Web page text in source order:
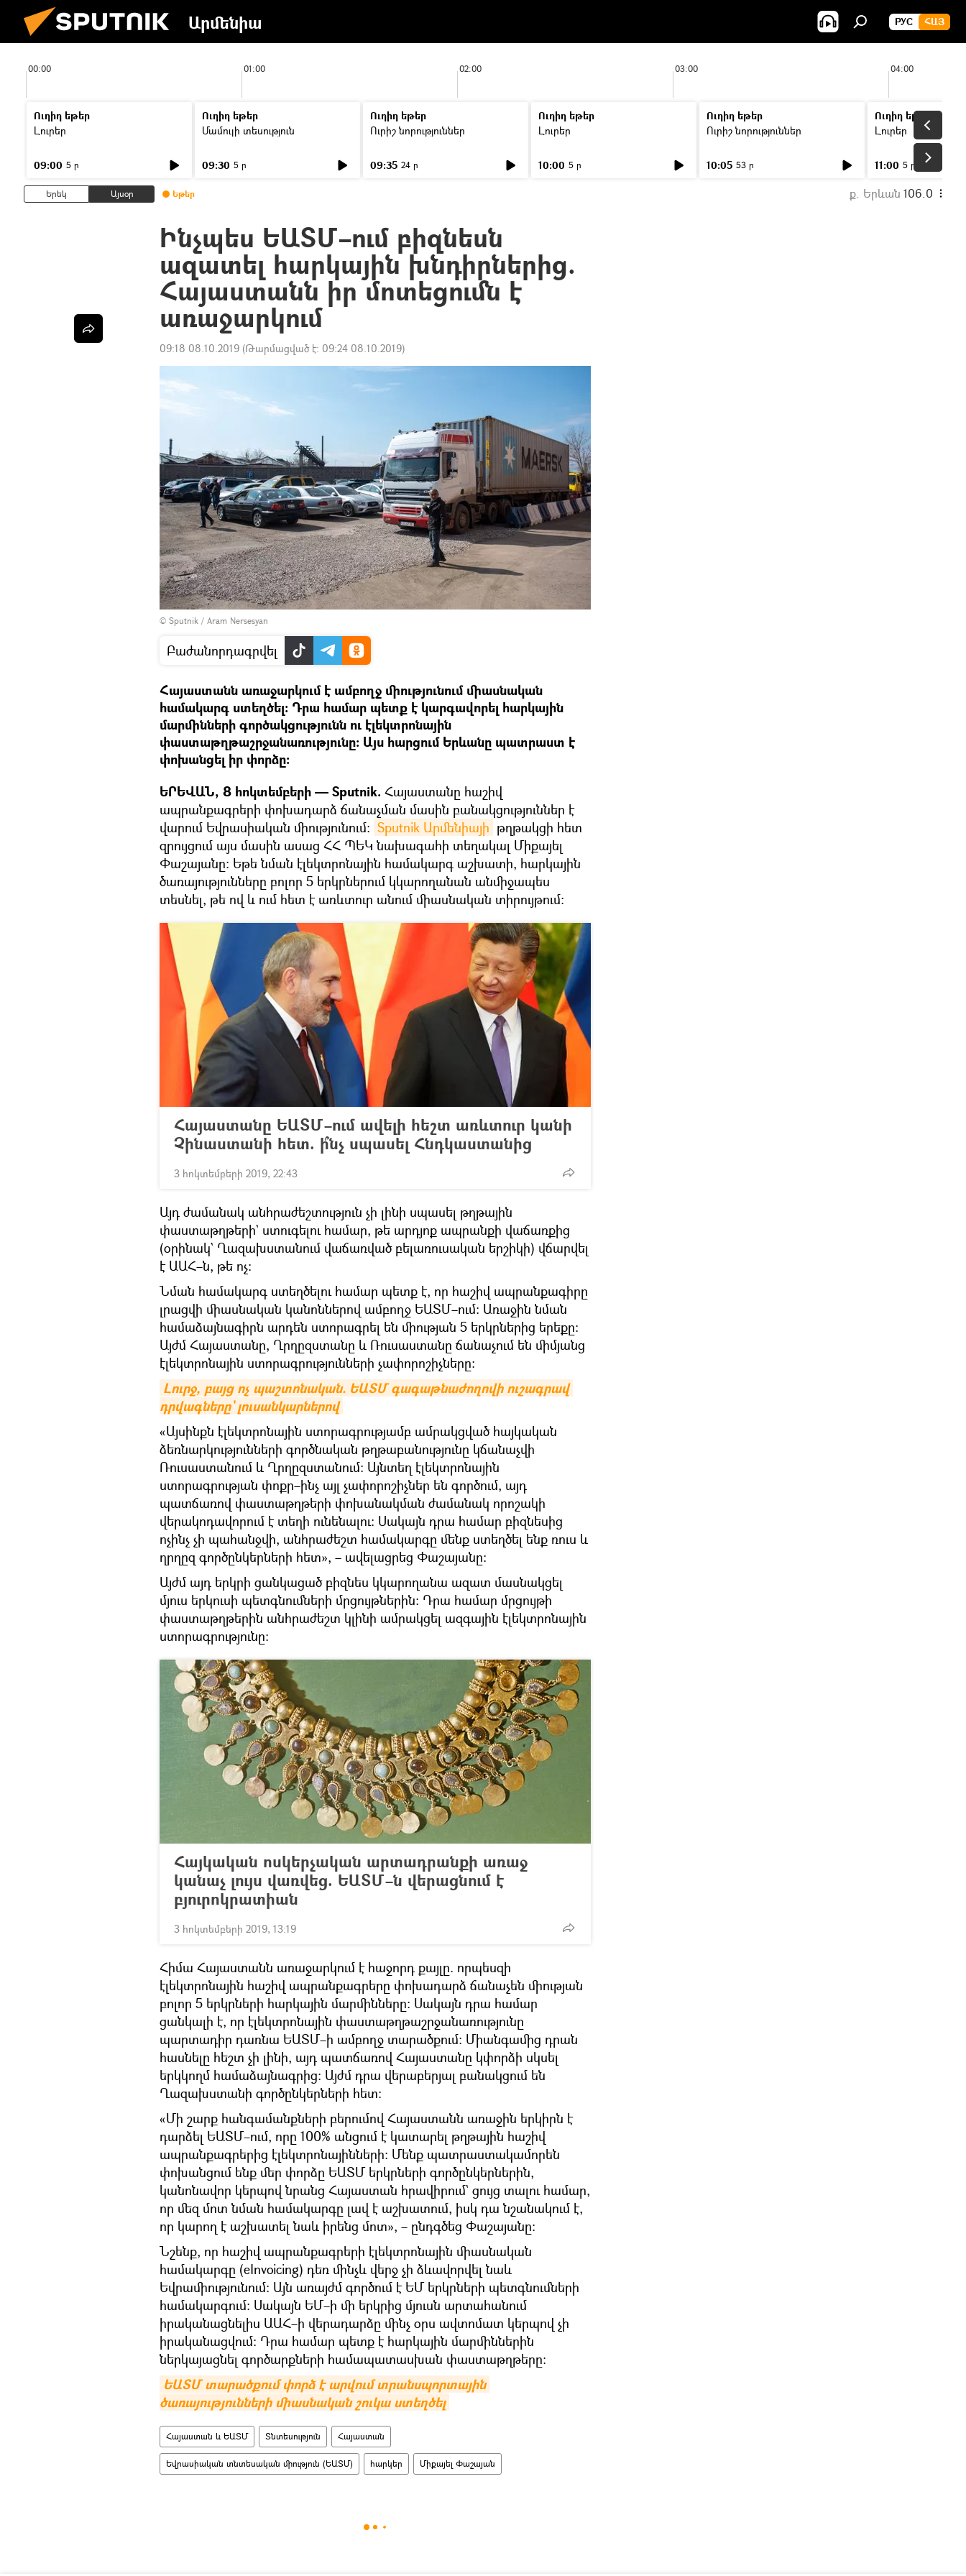
Արմենիա РУС ՀԱՅ
00:00 01:00 02:00 03:00 04:00
Ուղիղ եթեր
Լուրեր
09:00 5 ր
Ուղիղ եթեր
Մամուլի տեսություն
09:30 5 ր
Ուղիղ եթեր
Ուրիշ նորություններ
09:35 24 ր
Ուղիղ եթեր
Լուրեր
10:00 5 ր
Ուղիղ եթեր
Ուրիշ նորություններ
10:05 53 ր
Ուղիղ եթեր
Լուրեր
11:00 5 ր
Երեկ Այսօր Եթեր ք. Երևան 106.0
Ինչպես ԵԱՏՄ–ում բիզնեսն
ազատել հարկային խնդիրներից.
Հայաստանն իր մոտեցումն է
առաջարկում
09:18 08.10.2019 (Թարմացված է: 09:24 08.10.2019)
© Sputnik / Aram Nersesyan
Բաժանորդագրվել
Հայաստանն առաջարկում է ամբողջ միությունում միասնական
համակարգ ստեղծել։ Դրա համար պետք է կարգավորել հարկային
մարմինների գործակցությունն ու էլեկտրոնային
փաստաթղթաշրջանառությունը։ Այս հարցում Երևանը պատրաստ է
փոխանցել իր փորձը։
ԵՐԵՎԱՆ, 8 հոկտեմբերի — Sputnik. Հայաստանը հաշիվ
ապրանքագրերի փոխադարձ ճանաչման մասին բանակցություններ է
վարում Եվրասիական միությունում։ Sputnik Արմենիայի թղթակցի հետ
զրույցում այս մասին ասաց ՀՀ ՊԵԿ նախագահի տեղակալ Միքայել
Փաշայանը։ Եթե նման էլեկտրոնային համակարգ աշխատի, հարկային
ծառայությունները բոլոր 5 երկրներում կկարողանան անմիջապես
տեսնել, թե ով և ում հետ է առևտուր անում միասնական տիրույթում։
Հայաստանը ԵԱՏՄ–ում ավելի հեշտ առևտուր կանի
Չինաստանի հետ. ի՞նչ սպասել Հնդկաստանից
3 հոկտեմբերի 2019, 22:43
Այդ ժամանակ անհրաժեշտություն չի լինի սպասել թղթային
փաստաթղթերի` ստուգելու համար, թե արդյոք ապրանքի վաճառքից
(օրինակ` Ղազախստանում վաճառված բելառուսական երշիկի) վճարվել
է ԱԱՀ–ն, թե ոչ։
Նման համակարգ ստեղծելու համար պետք է, որ հաշիվ ապրանքագիրը
լրացվի միասնական կանոններով ամբողջ ԵԱՏՄ–ում։ Առաջին նման
համաձայնագիրն արդեն ստորագրել են միության 5 երկրներից երեքը։
Այժմ Հայաստանը, Ղրղըզստանը և Ռուսաստանը ճանաչում են միմյանց
էլեկտրոնային ստորագրությունների չափորոշիչները։
Լուրջ, բայց ոչ պաշտոնական. ԵԱՏՄ գագաթնաժողովի ուշագրավ
դրվագները` լուսանկարներով
«Այսինքն էլեկտրոնային ստորագրությամբ ամրակցված հայկական
ձեռնարկությունների գործնական թղթաբանությունը կճանաչվի
Ռուսաստանում և Ղրղըզստանում։ Այնտեղ էլեկտրոնային
ստորագրության փոքր–ինչ այլ չափորոշիչներ են գործում, այդ
պատճառով փաստաթղթերի փոխանակման ժամանակ որոշակի
վերակոդավորում է տեղի ունենալու։ Սակայն դրա համար բիզնեսից
ոչինչ չի պահանջվի, անհրաժեշտ համակարգը մենք ստեղծել ենք ռուս և
ղրղըզ գործընկերների հետ», – ավելացրեց Փաշայանը։
Այժմ այդ երկրի ցանկացած բիզնես կկարողանա ազատ մասնակցել
մյուս երկուսի պետգնումների մրցույթներին։ Դրա համար մրցույթի
փաստաթղթերին անհրաժեշտ կլինի ամրակցել ազգային էլեկտրոնային
ստորագրությունը։
Հայկական ոսկերչական արտադրանքի առաջ
կանաչ լույս վառվեց. ԵԱՏՄ–ն վերացնում է
բյուրոկրատիան
3 հոկտեմբերի 2019, 13:19
Հիմա Հայաստանն առաջարկում է հաջորդ քայլը. որպեսզի
էլեկտրոնային հաշիվ ապրանքագրերը փոխադարձ ճանաչեն միության
բոլոր 5 երկրների հարկային մարմինները։ Սակայն դրա համար
ցանկալի է, որ էլեկտրոնային փաստաթղթաշրջանառությունը
պարտադիր դառնա ԵԱՏՄ–ի ամբողջ տարածքում։ Միանգամից դրան
հասնելը հեշտ չի լինի, այդ պատճառով Հայաստանը կփորձի սկսել
երկկողմ համաձայնագրից։ Այժմ դրա վերաբերյալ բանակցում են
Ղազախստանի գործընկերների հետ։
«Մի շարք հանգամանքների բերումով Հայաստանն առաջին երկիրն է
դարձել ԵԱՏՄ–ում, որը 100% անցում է կատարել թղթային հաշիվ
ապրանքագրերից էլեկտրոնայինների։ Մենք պատրաստակամորեն
փոխանցում ենք մեր փորձը ԵԱՏՄ երկրների գործընկերներին,
կանոնավոր կերպով նրանց Հայաստան հրավիրում` ցույց տալու համար,
որ մեզ մոտ նման համակարգը լավ է աշխատում, իսկ դա նշանակում է,
որ կարող է աշխատել նաև իրենց մոտ», – ընդգծեց Փաշայանը։
Նշենք, որ հաշիվ ապրանքագրերի էլեկտրոնային միասնական
համակարգը (eInvoicing) դեռ մինչև վերջ չի ձևավորվել նաև
Եվրամիությունում։ Այն առայժմ գործում է ԵՄ երկրների պետգնումների
համակարգում։ Սակայն ԵՄ–ի մի երկրից մյուսն արտահանում
իրականացնելիս ԱԱՀ–ի վերադարձը մինչ օրս ավտոմատ կերպով չի
իրականացվում։ Դրա համար պետք է հարկային մարմիններին
ներկայացնել գործարքների համապատասխան փաստաթղթերը։
ԵԱՏՄ տարածքում փորձ է արվում տրանսպորտային
ծառայությունների միասնական շուկա ստեղծել
Հայաստան և ԵԱՏՄ Տնտեսություն Հայաստան
Եվրասիական տնտեսական միություն (ԵԱՏՄ) հարկեր Միքայել Փաշայան